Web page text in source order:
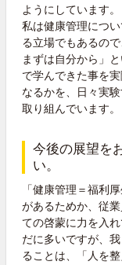
ようにしています。
私は健康管理につ
る立場でもあるの
まずは自分から」
で学んできた事を
なるかを、日々実
取り組んでいます。
今後の展望を
い。
「健康管理＝福利
があるためか、従
ての啓蒙に力を入
だに多いですが、
ることは、「人を